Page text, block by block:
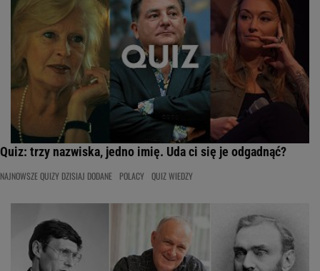
Quiz: trzy nazwiska, jedno imię. Uda ci się je odgadnąć?
NAJNOWSZE QUIZY DZISIAJ DODANE POLACY QUIZ WIEDZY